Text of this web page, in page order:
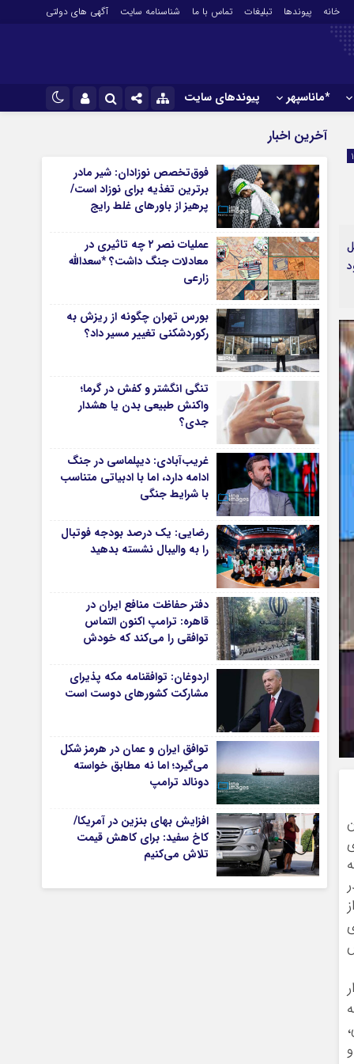
خانه پیوندها تبلیغات تماس با ما شناسنامه سایت آگهی های دولتی
*ماناسپهر پیوندهای سایت
سروش
ایتا
آپارات
رمز عبور
مرا به خاطر بسپار
اطلاعات
باشگاه پرسپولیس
باشگاه استقلال
ورزشهای رزمی
ورزش زنان
توپ و تور
سایر حوزه ها
دانشگاه
آموزش و پرورش
بهداشت و درمان
سبک زندگی
حوادث، انتظامی
شهری و رفاهی
شهرداری و شورای شهر
*ماناسپهر
اطلاعیه
پیام تبریک ماناسپهر
پیام تسلیت ماناسپهر
پیوندهای سایت
آخرین اخبار
فوق‌تخصص نوزادان: شیر مادر
برترین تغذیه برای نوزاد است/
پرهیز از باورهای غلط رایج
عملیات نصر ۲ چه تاثیری در
معادلات جنگ داشت؟ *سعدالله
زارعی
بورس تهران چگونه از ریزش به
رکوردشکنی تغییر مسیر داد؟
تنگی انگشتر و کفش در گرما؛
واکنش طبیعی بدن یا هشدار
جدی؟
غریب‌آبادی: دیپلماسی در جنگ
ادامه دارد، اما با ادبیاتی متناسب
با شرایط جنگی
رضایی: یک درصد بودجه فوتبال
را به والیبال نشسته بدهید
دفتر حفاظت منافع ایران در
قاهره: ترامپ اکنون التماس
توافقی را می‌کند که خودش
اردوغان: توافقنامه مکه پذیرای
مشارکت کشورهای دوست است
توافق ایران و عمان در هرمز شکل
می‌گیرد؛ اما نه مطابق خواسته
دونالد ترامپ
افزایش بهای بنزین در آمریکا/
کاخ سفید: برای کاهش قیمت
تلاش می‌کنیم